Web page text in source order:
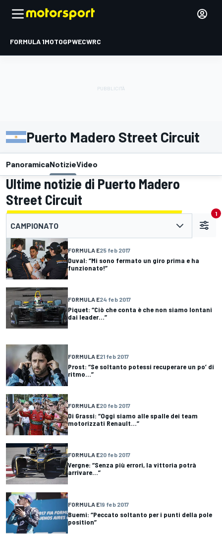
FORMULA 1MOTOGPWECWRC
Puerto Madero Street Circuit
PanoramicaNotizieVideo
Ultime notizie di Puerto Madero
Street Circuit
CAMPIONATO
1
FORMULA E25 feb 2017
Duval: “Mi sono fermato un giro prima e ha
funzionato!”
FORMULA E24 feb 2017
Piquet: “Ciò che conta è che non siamo lontani
dai leader...”
FORMULA E21 feb 2017
Prost: “Se soltanto potessi recuperare un po’ di
ritmo...”
FORMULA E20 feb 2017
Di Grassi: “Oggi siamo alle spalle dei team
motorizzati Renault...”
FORMULA E20 feb 2017
Vergne: “Senza più errori, la vittoria potrà
arrivare...”
FORMULA E19 feb 2017
Buemi: “Peccato soltanto per i punti della pole
position”